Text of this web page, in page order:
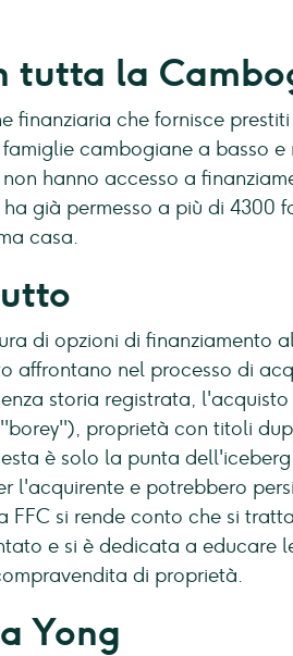
tutta la
finanziaria che fornisce
cambogiane a basso e
hanno accesso a
già permesso a più di 4300
casa.
di opzioni di finanziamento
affrontano nel processo di
storia registrata, l'acquisto
proprietà con titoli
è solo la punta
l'acquirente e potrebbero
si rende conto che si
e si è dedicata a educare
di proprietà.
Yong